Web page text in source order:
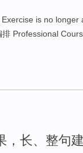
Exercise is no
排 Professional
，长、整句